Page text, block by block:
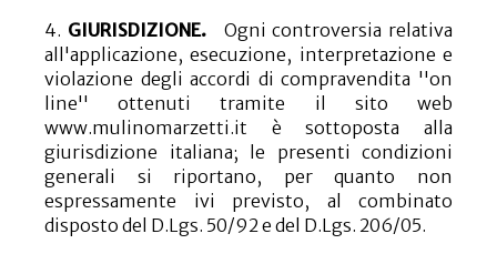
4. GIURISDIZIONE.Ogni controversia relativa
all'applicazione, esecuzione, interpretazione e
violazione degli accordi di compravendita ''on
line'' ottenuti tramite il sito web
www.mulinomarzetti.it è sottoposta alla
giurisdizione italiana; le presenti condizioni
generali si riportano, per quanto non
espressamente ivi previsto, al combinato
disposto del D.Lgs. 50/92 e del D.Lgs. 206/05.